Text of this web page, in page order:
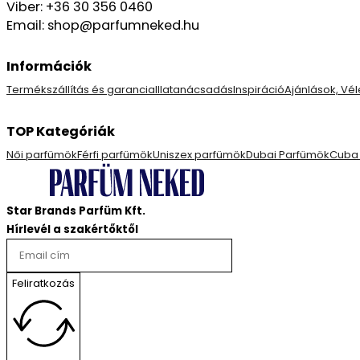
Viber: +36 30 356 0460
Email: shop@parfumneked.hu
Információk
Termékszállítás és garanciaIllatanácsadásInspirációAjánlások,
TOP Kategóriák
Női parfümökFérfi parfümökUniszex parfümökDubai Parfümök
Star Brands Parfüm Kft.
Hírlevél a szakértőktől
Feliratkozás